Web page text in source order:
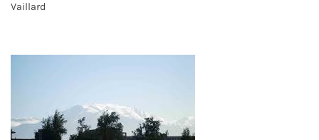
Vaillard